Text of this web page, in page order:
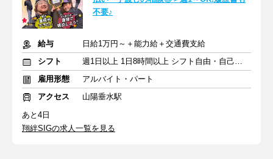
不要♪
給与
日給1万円～＋能力給＋交通費支給
シフト
週1日以上 1日8時間以上 シフト自由・自己申告
雇用形態
アルバイト・パート
アクセス
山陽垂水駅
あと4日
翔絆SIGの求人一覧を見る